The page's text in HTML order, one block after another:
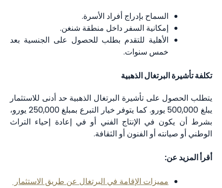
السماح بإدراج أفراد الأسرة.
إمكانية السفر داخل منطقة شنغن.
الأهلية للتقدم بطلب للحصول على الجنسية بعد
خمس سنوات.
تكلفة تأشيرة البرتغال الذهبية
يتطلب الحصول على تأشيرة البرتغال الذهبية حد أدنى للاستثمار
يبلغ 500,000 يورو. كما يتوفر خيار التبرع بمبلغ 250,000 يورو،
بشرط أن يكون في الإنتاج الفني أو في إعادة إحياء التراث
الوطني أو صيانته أو الفنون أو الثقافة.
أقرأ المزيد عن:
مميزات الإقامة في البرتغال عن طريق الاستثمار